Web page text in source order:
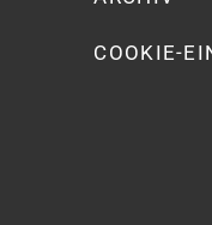
COOKIE-